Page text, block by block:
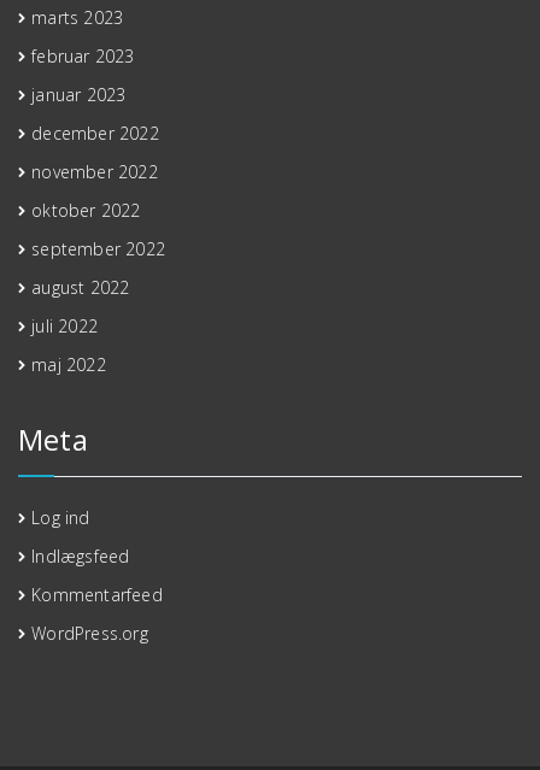
marts 2023
februar 2023
januar 2023
december 2022
november 2022
oktober 2022
september 2022
august 2022
juli 2022
maj 2022
Meta
Log ind
Indlægsfeed
Kommentarfeed
WordPress.org